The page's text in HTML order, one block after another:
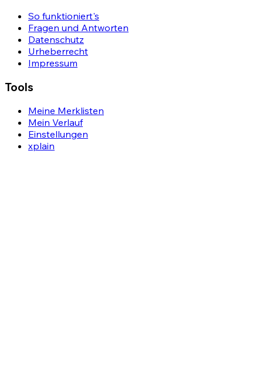
So funktioniert's
Fragen und Antworten
Datenschutz
Urheberrecht
Impressum
Tools
Meine Merklisten
Mein Verlauf
Einstellungen
xplain